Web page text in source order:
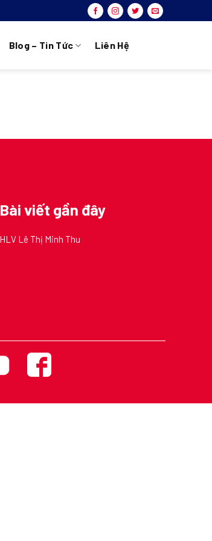
Blog – Tin Tức Liên Hệ
Bài viết gần đây
HLV Lê Thị Minh Thu